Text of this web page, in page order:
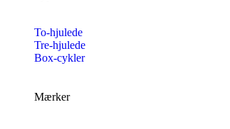
To-hjulede
Tre-hjulede
Box-cykler
Mærker